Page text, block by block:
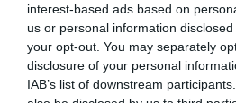
interest-based ads based on
us or personal information
your opt-out. You may separately
disclosure of your personal
IAB’s list of downstream
HÁROMSZÉK,HÍRLISTA
Várják a lakosság